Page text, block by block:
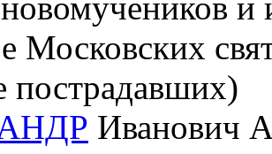
Московских
пострадавших)
Иванович